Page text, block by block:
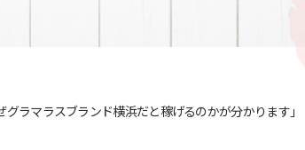
ラマラスブランド横浜だと稼げるのかが分かります」